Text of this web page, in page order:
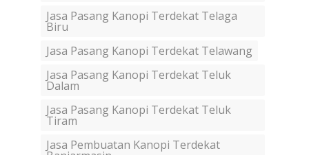
Jasa Pasang Kanopi Terdekat Telaga
Biru
Jasa Pasang Kanopi Terdekat Telawang
Jasa Pasang Kanopi Terdekat Teluk
Dalam
Jasa Pasang Kanopi Terdekat Teluk
Tiram
Jasa Pembuatan Kanopi Terdekat